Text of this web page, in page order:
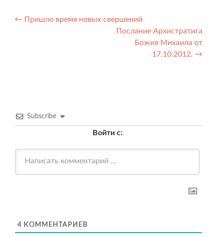
Навигация
← Пришло время новых свершений
Послание Архистратига
Божия Михаила от
17.10.2012. →
Subscribe
Войти с:
4 КОММЕНТАРИЕВ